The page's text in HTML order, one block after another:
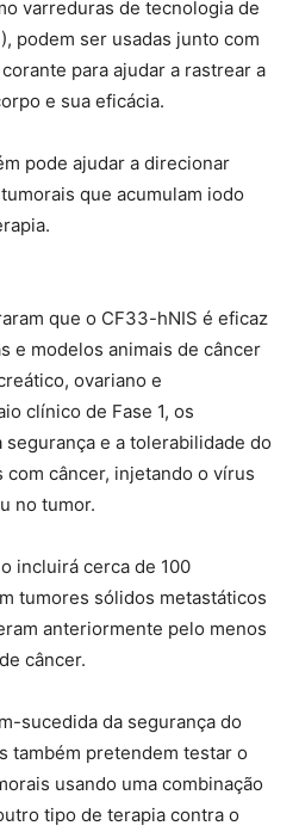
varreduras de tecnologia de
podem ser usadas junto com
para ajudar a rastrear a
e sua eficácia.
pode ajudar a direcionar
que acumulam iodo
que o CF33-hNIS é eficaz
e modelos animais de câncer
ovariano e
clínico de Fase 1, os
e a tolerabilidade do
câncer, injetando o vírus
no tumor.
incluirá cerca de 100
tumores sólidos metastáticos
anteriormente pelo menos
câncer.
sucedida da segurança do
também pretendem testar o
usando uma combinação
tipo de terapia contra o